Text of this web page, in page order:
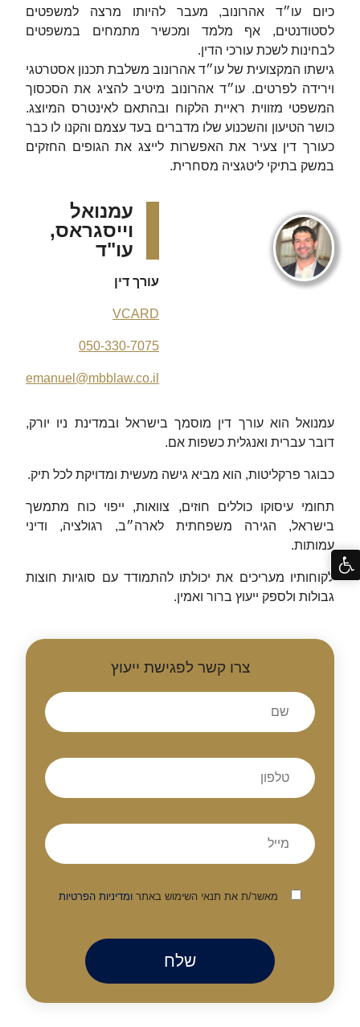
כיום עו״ד אהרונוב, מעבר להיותו מרצה למשפטים
לסטודנטים, אף מלמד ומכשיר מתמחים במשפטים
לבחינות לשכת עורכי הדין.
גישתו המקצועית של עו״ד אהרונוב משלבת תכנון אסטרטגי
וירידה לפרטים. עו״ד אהרונוב מיטיב להציג את הסכסוך
המשפטי מזווית ראיית הלקוח ובהתאם לאינטרס המיוצג.
כושר הטיעון והשכנוע שלו מדברים בעד עצמם והקנו לו כבר
כעורך דין צעיר את האפשרות לייצג את הגופים החזקים
במשק בתיקי ליטגציה מסחרית.
עמנואל
וייסגראס,
עו"ד
עורך דין
VCARD
050-330-7075
emanuel@mbblaw.co.il
עמנואל הוא עורך דין מוסמך בישראל ובמדינת ניו יורק,
דובר עברית ואנגלית כשפות אם.
כבוגר פרקליטות, הוא מביא גישה מעשית ומדויקת לכל תיק.
תחומי עיסוקו כוללים חוזים, צוואות, ייפוי כוח מתמשך
בישראל, הגירה משפחתית לארה״ב, רגולציה, ודיני
עמותות.
לקוחותיו מעריכים את יכולתו להתמודד עם סוגיות חוצות
גבולות ולספק ייעוץ ברור ואמין.
צרו קשר לפגישת ייעוץ
מאשר/ת את תנאי השימוש באתר ומדיניות הפרטיות